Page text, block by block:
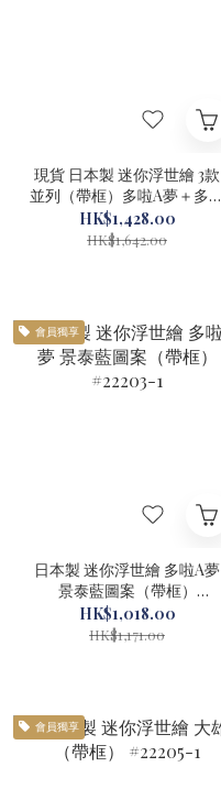
現貨 日本製 迷你浮世繪 3款
並列（帶框）多啦A夢＋多啦
美＋大雄 #22208
HK$1,428.00
HK$1,642.00
會員獨享
日本製 迷你浮世繪 多啦A夢
景泰藍圖案（帶框）
#22203-1
HK$1,018.00
HK$1,171.00
會員獨享